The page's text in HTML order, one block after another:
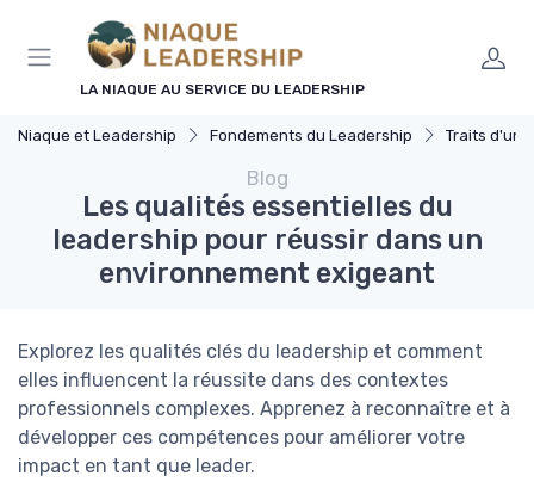
LA NIAQUE AU SERVICE DU LEADERSHIP
Niaque et Leadership Fondements du Leadership Traits d'un
Blog
Les qualités essentielles du
leadership pour réussir dans un
environnement exigeant
Explorez les qualités clés du leadership et comment
elles influencent la réussite dans des contextes
professionnels complexes. Apprenez à reconnaître et à
développer ces compétences pour améliorer votre
impact en tant que leader.